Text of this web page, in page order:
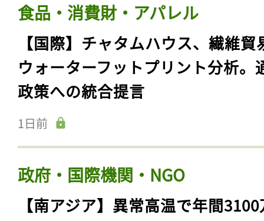
食品・消費財・アパレル
【国際】チャタムハウス、繊維貿
ウォーターフットプリント分析。
政策への統合提言
1日前
政府・国際機関・NGO
【南アジア】異常高温で年間